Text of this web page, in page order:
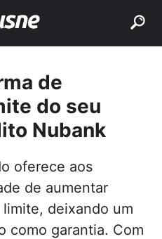
de
do seu
Nubank
oferece aos
de aumentar
deixando um
como garantia. Com